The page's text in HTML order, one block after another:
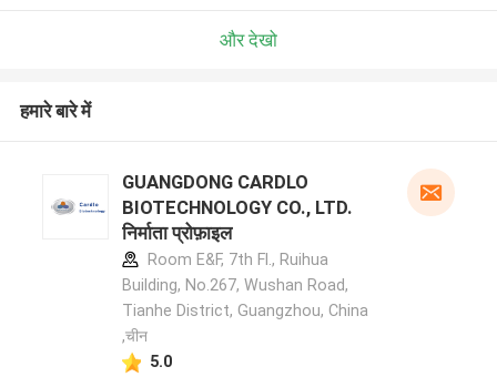
और देखो
हमारे बारे में
GUANGDONG CARDLO
BIOTECHNOLOGY CO., LTD.
निर्माता प्रोफ़ाइल
Room E&F, 7th Fl., Ruihua
Building, No.267, Wushan Road,
Tianhe District, Guangzhou, China
,चीन
5.0